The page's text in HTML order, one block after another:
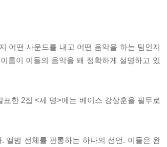
어떤 사운드를 내고 어떤 음악을 하는 팀인지
름이 이들의 음악을 꽤 정확하게 설명하고 있
한 2집 <세 명>에는 베이스 강상훈을 필두로
앨범 전체를 관통하는 하나의 선언. 이들은 완